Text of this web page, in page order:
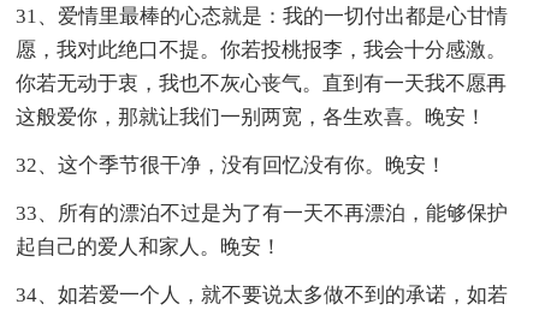
31、爱情里最棒的心态就是：我的一切付出都是心甘情
愿，我对此绝口不提。你若投桃报李，我会十分感激。
你若无动于衷，我也不灰心丧气。直到有一天我不愿再
这般爱你，那就让我们一别两宽，各生欢喜。晚安！
32、这个季节很干净，没有回忆没有你。晚安！
33、所有的漂泊不过是为了有一天不再漂泊，能够保护
起自己的爱人和家人。晚安！
34、如若爱一个人，就不要说太多做不到的承诺，如若